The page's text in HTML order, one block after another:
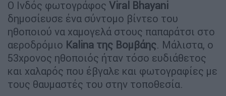
Ο Ινδός φωτογράφος Viral Bhayani
δημοσίευσε ένα σύντομο βίντεο του
ηθοποιού να χαμογελά στους παπαράτσι στο
αεροδρόμιο Kalina της Βομβάης. Μάλιστα, ο
53χρονος ηθοποιός ήταν τόσο ευδιάθετος
και χαλαρός που έβγαλε και φωτογραφίες με
τους θαυμαστές του στην τοποθεσία.